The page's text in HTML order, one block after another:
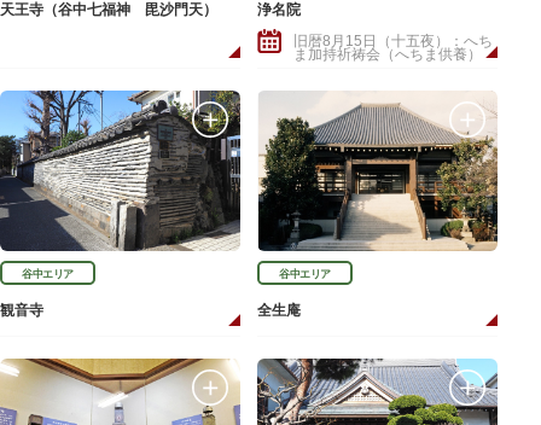
天王寺（谷中七福神 毘沙門天） 浄名院
旧暦8月15日（十五夜）：へち
ま加持祈祷会（へちま供養）
谷中エリア
観音寺
谷中エリア
全生庵